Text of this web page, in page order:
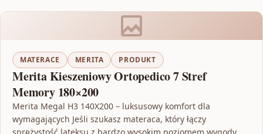
MATERACE MERITA PRODUKT
Merita Kieszeniowy Ortopedico 7 Stref
Memory 180×200
Merita Megal H3 140X200 – luksusowy komfort dla
wymagających Jeśli szukasz materaca, który łączy